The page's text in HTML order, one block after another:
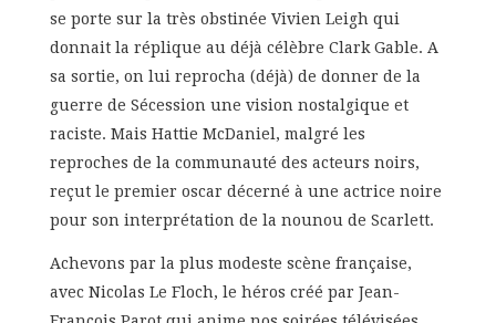
se porte sur la très obstinée Vivien Leigh qui
donnait la réplique au déjà célèbre Clark Gable. A
sa sortie, on lui reprocha (déjà) de donner de la
guerre de Sécession une vision nostalgique et
raciste. Mais Hattie McDaniel, malgré les
reproches de la communauté des acteurs noirs,
reçut le premier oscar décerné à une actrice noire
pour son interprétation de la nounou de Scarlett.
Achevons par la plus modeste scène française,
avec Nicolas Le Floch, le héros créé par Jean-